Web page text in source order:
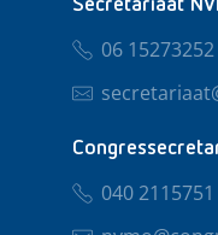
Secretariaat
06 15273252
040 2115751